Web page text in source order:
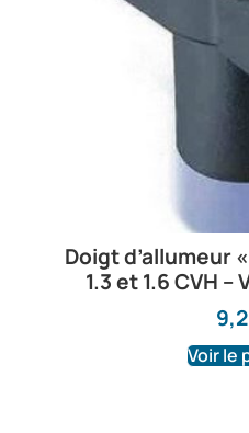
Doigt d’allumeur
1.3 et 1.6 CVH
Voir le